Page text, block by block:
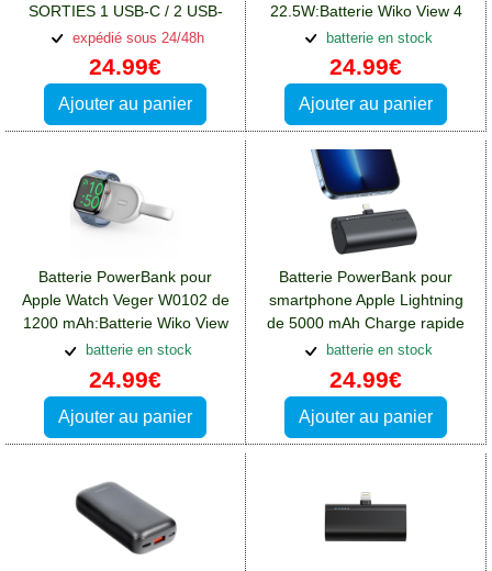
SORTIES 1 USB-C / 2 USB-
A:Batterie Wiko View 4 Lite
expédié sous 24/48h
24.99€
Ajouter au panier
22.5W:Batterie Wiko View 4
Lite
batterie en stock
24.99€
Ajouter au panier
Batterie PowerBank pour
Apple Watch Veger W0102 de
1200 mAh:Batterie Wiko View
4 Lite
batterie en stock
24.99€
Ajouter au panier
Batterie PowerBank pour
smartphone Apple Lightning
de 5000 mAh Charge rapide
20W:Batterie Wiko View 4 Lite
batterie en stock
24.99€
Ajouter au panier